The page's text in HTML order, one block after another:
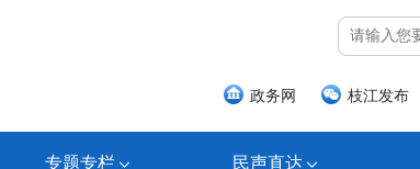
政务网 枝江发布
专题专栏 民声直达